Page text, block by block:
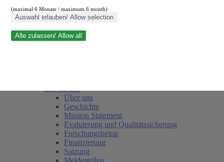
Suche schließen
Über uns
Geschichte
Mission Statement
Evaluierung und Qualitätssicherung
Forschungsbeirat
Finanzierung
Satzung
Meldestellen
(maximal 6 Monate / maximum 6 month)
Auswahl erlauben/ Allow selection
Alle zulassen/ Allow all